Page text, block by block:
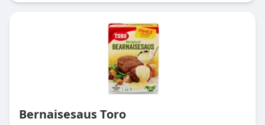
Bernaisesaus Toro